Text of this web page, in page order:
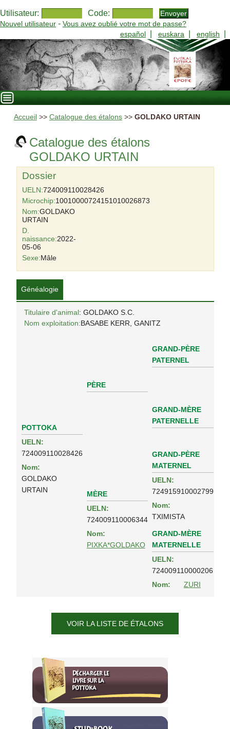
Utilisateur: Code:
Nouvel utilisateur - Vous avez oublié votre mot de passe?
español
euskara english
Accueil >> Catalogue des étalons>> GOLDAKO URTAIN
Catalogue des étalons
GOLDAKO URTAIN
Dossier
UELN:724009110028426
Microchip:10010000724151010026873
Nom:GOLDAKO
URTAIN
D.
naissance:2022-
05-06
Sexe:Mâle
Généalogie
Titulaire d'animal: GOLDAKO S.C.
Nom exploitation:BASABE KERR, GANITZ
POTTOKA
UELN:
724009110028426
Nom:
GOLDAKO
URTAIN
PÈRE
GRAND-PÈRE
PATERNEL
GRAND-MÈRE
PATERNELLE
MÈRE
UELN:
724009110006344
Nom:
PIXKA*GOLDAKO
GRAND-PÈRE
MATERNEL
UELN:
724915910002799
Nom:
TXIMISTA
GRAND-MÈRE
MATERNELLE
UELN:
724009110000206
Nom:
ZURI
VOIR LA LISTE DE ÉTALONS